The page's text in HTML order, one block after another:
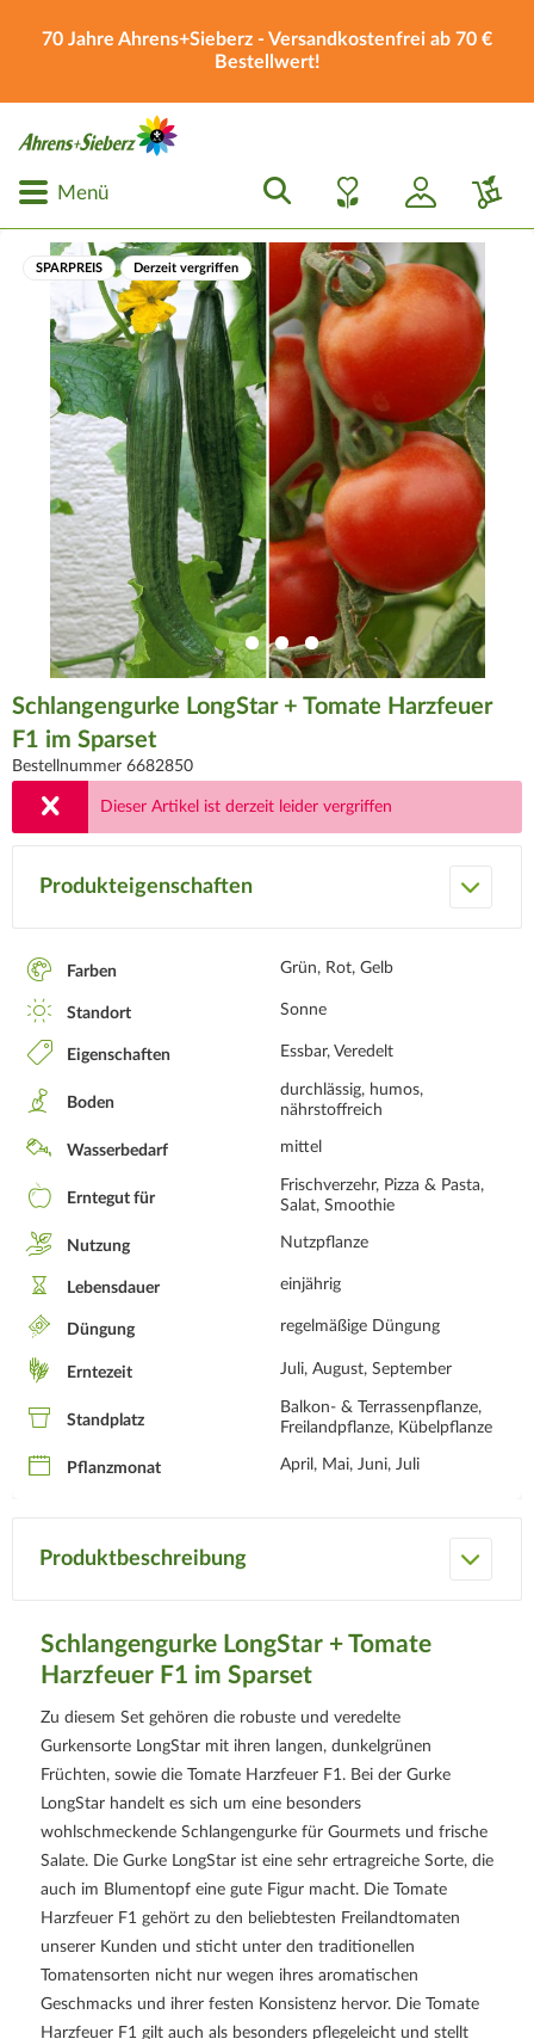
70 Jahre Ahrens+Sieberz - Versandkostenfrei ab 70 €
Bestellwert!
Menü
SPARPREIS Derzeit vergriffen
Schlangengurke LongStar + Tomate Harzfeuer
F1 im Sparset
Bestellnummer 6682850
Dieser Artikel ist derzeit leider vergriffen
Produkteigenschaften
Farben Grün, Rot, Gelb
Standort Sonne
Eigenschaften Essbar, Veredelt
Boden
durchlässig, humos,
nährstoffreich
Wasserbedarf mittel
Erntegut für
Frischverzehr, Pizza & Pasta,
Salat, Smoothie
Nutzung Nutzpflanze
Lebensdauer einjährig
Düngung regelmäßige Düngung
Erntezeit Juli, August, September
Standplatz
Balkon- & Terrassenpflanze,
Freilandpflanze, Kübelpflanze
Pflanzmonat April, Mai, Juni, Juli
Produktbeschreibung
Schlangengurke LongStar + Tomate
Harzfeuer F1 im Sparset
Zu diesem Set gehören die robuste und veredelte
Gurkensorte LongStar mit ihren langen, dunkelgrünen
Früchten, sowie die Tomate Harzfeuer F1. Bei der Gurke
LongStar handelt es sich um eine besonders
wohlschmeckende Schlangengurke für Gourmets und frische
Salate. Die Gurke LongStar ist eine sehr ertragreiche Sorte, die
auch im Blumentopf eine gute Figur macht. Die Tomate
Harzfeuer F1 gehört zu den beliebtesten Freilandtomaten
unserer Kunden und sticht unter den traditionellen
Tomatensorten nicht nur wegen ihres aromatischen
Geschmacks und ihrer festen Konsistenz hervor. Die Tomate
Harzfeuer F1 gilt auch als besonders pflegeleicht und stellt